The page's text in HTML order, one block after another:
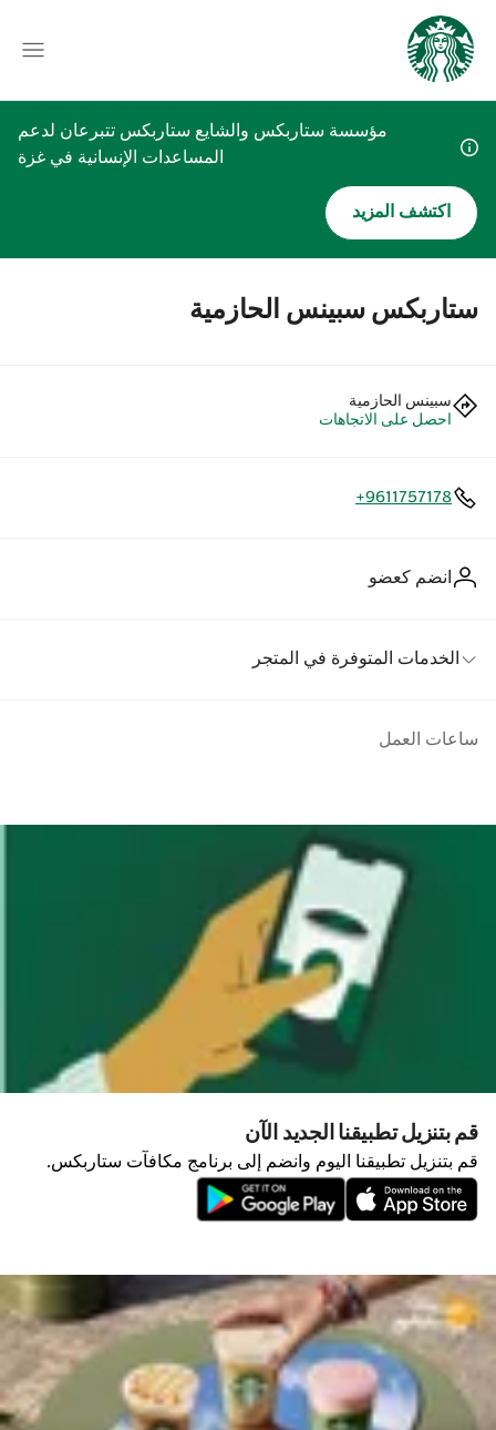
مؤسسة ستاربكس والشايع ستاربكس تتبرعان لدعم
المساعدات الإنسانية في غزة
اكتشف المزيد
ستاربكس سبينس الحازمية
سبينس الحازمية
احصل على الاتجاهات
+9611757178
انضم كعضو
الخدمات المتوفرة في المتجر
ساعات العمل
قم بتنزيل تطبيقنا الجديد الآن
قم بتنزيل تطبيقنا اليوم وانضم إلى برنامج مكافآت ستاربكس.